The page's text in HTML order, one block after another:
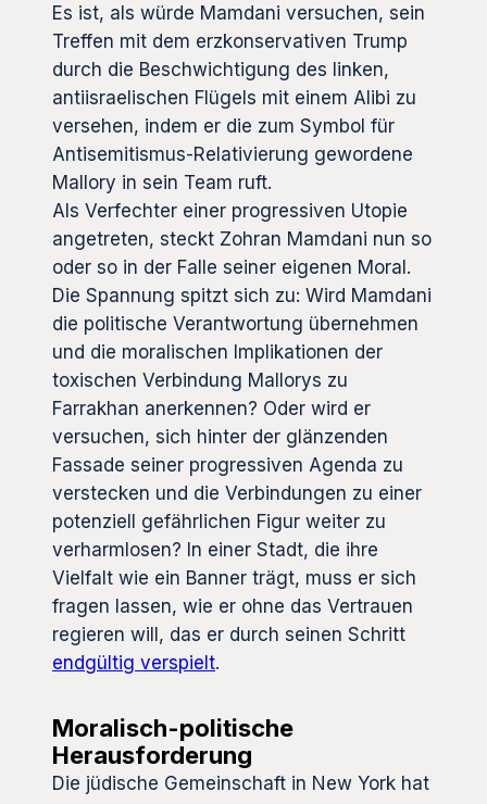
Es ist, als würde Mamdani versuchen, sein
Treffen mit dem erzkonservativen Trump
durch die Beschwichtigung des linken,
antiisraelischen Flügels mit einem Alibi zu
versehen, indem er die zum Symbol für
Antisemitismus-Relativierung gewordene
Mallory in sein Team ruft.
Als Verfechter einer progressiven Utopie
angetreten, steckt Zohran Mamdani nun so
oder so in der Falle seiner eigenen Moral.
Die Spannung spitzt sich zu: Wird Mamdani
die politische Verantwortung übernehmen
und die moralischen Implikationen der
toxischen Verbindung Mallorys zu
Farrakhan anerkennen? Oder wird er
versuchen, sich hinter der glänzenden
Fassade seiner progressiven Agenda zu
verstecken und die Verbindungen zu einer
potenziell gefährlichen Figur weiter zu
verharmlosen? In einer Stadt, die ihre
Vielfalt wie ein Banner trägt, muss er sich
fragen lassen, wie er ohne das Vertrauen
regieren will, das er durch seinen Schritt
endgültig verspielt.
Moralisch-politische
Herausforderung
Die jüdische Gemeinschaft in New York hat